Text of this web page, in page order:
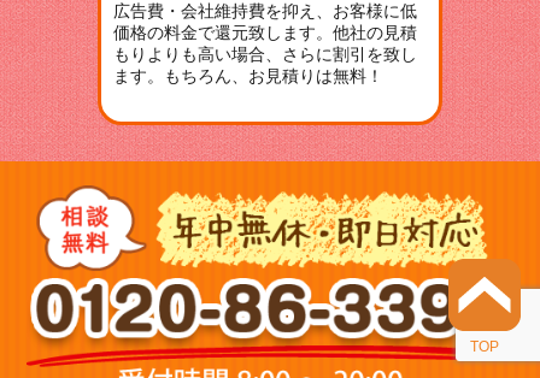
TOP
広告費・会社維持費を抑え、お客様に低
価格の料金で還元致します。他社の見積
もりよりも高い場合、さらに割引を致し
ます。もちろん、お見積りは無料！